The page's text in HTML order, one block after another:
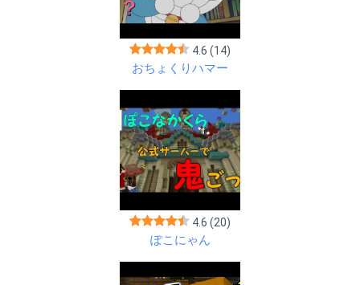
4.6 (14)
おちょくりハマー
4.6 (20)
ぽこにゃん